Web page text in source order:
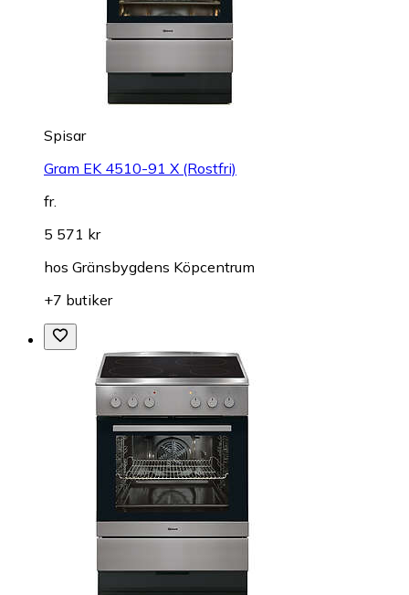
Spisar
Gram EK 4510-91 X (Rostfri)
fr.
5 571 kr
hos Gränsbygdens Köpcentrum
+7 butiker